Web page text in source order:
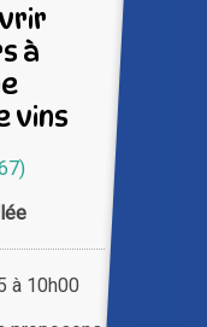
à
vins
à 10h00